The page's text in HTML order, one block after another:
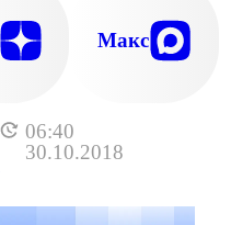
06:40
30.10.2018
Макс